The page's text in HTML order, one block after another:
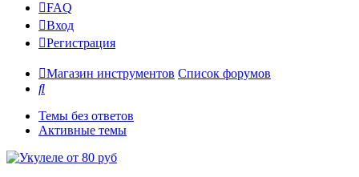
FAQ
Вход
Регистрация
Магазин инструментов Список форумов
Поиск
Темы без ответов
Активные темы